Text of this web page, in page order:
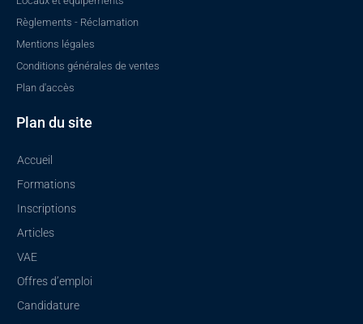
Règlements - Réclamation
Mentions légales
Conditions générales de ventes
Plan d'accès
Plan du site
Accueil
Formations
Inscriptions
Articles
VAE
Offres d’emploi
Candidature